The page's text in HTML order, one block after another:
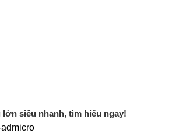
siêu nhanh, tìm hiểu ngay!